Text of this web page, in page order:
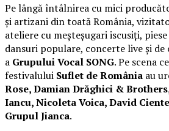
Pe lângă întâlnirea cu mici
și artizani din toată România,
ateliere cu meșteșugari iscusiți,
dansuri populare, concerte live și
a Grupului Vocal SONG. Pe scena
festivalului Suflet de România au
Rose, Damian Drăghici &
Iancu, Nicoleta Voica, David
Grupul Jianca.